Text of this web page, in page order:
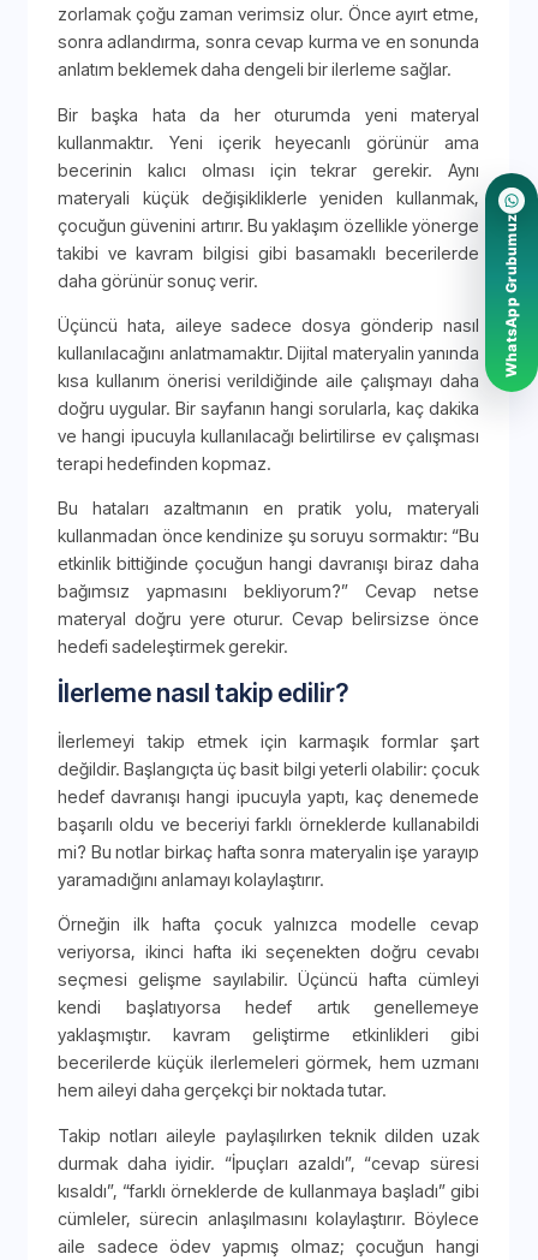
zorlamak çoğu zaman verimsiz olur. Önce ayırt etme,
sonra adlandırma, sonra cevap kurma ve en sonunda
anlatım beklemek daha dengeli bir ilerleme sağlar.
Bir başka hata da her oturumda yeni materyal
kullanmaktır. Yeni içerik heyecanlı görünür ama
becerinin kalıcı olması için tekrar gerekir. Aynı
materyali küçük değişikliklerle yeniden kullanmak,
çocuğun güvenini artırır. Bu yaklaşım özellikle yönerge
takibi ve kavram bilgisi gibi basamaklı becerilerde
daha görünür sonuç verir.
Üçüncü hata, aileye sadece dosya gönderip nasıl
kullanılacağını anlatmamaktır. Dijital materyalin yanında
kısa kullanım önerisi verildiğinde aile çalışmayı daha
doğru uygular. Bir sayfanın hangi sorularla, kaç dakika
ve hangi ipucuyla kullanılacağı belirtilirse ev çalışması
terapi hedefinden kopmaz.
Bu hataları azaltmanın en pratik yolu, materyali
kullanmadan önce kendinize şu soruyu sormaktır: “Bu
etkinlik bittiğinde çocuğun hangi davranışı biraz daha
bağımsız yapmasını bekliyorum?” Cevap netse
materyal doğru yere oturur. Cevap belirsizse önce
hedefi sadeleştirmek gerekir.
İlerleme nasıl takip edilir?
İlerlemeyi takip etmek için karmaşık formlar şart
değildir. Başlangıçta üç basit bilgi yeterli olabilir: çocuk
hedef davranışı hangi ipucuyla yaptı, kaç denemede
başarılı oldu ve beceriyi farklı örneklerde kullanabildi
mi? Bu notlar birkaç hafta sonra materyalin işe yarayıp
yaramadığını anlamayı kolaylaştırır.
Örneğin ilk hafta çocuk yalnızca modelle cevap
veriyorsa, ikinci hafta iki seçenekten doğru cevabı
seçmesi gelişme sayılabilir. Üçüncü hafta cümleyi
kendi başlatıyorsa hedef artık genellemeye
yaklaşmıştır. kavram geliştirme etkinlikleri gibi
becerilerde küçük ilerlemeleri görmek, hem uzmanı
hem aileyi daha gerçekçi bir noktada tutar.
Takip notları aileyle paylaşılırken teknik dilden uzak
durmak daha iyidir. “İpuçları azaldı”, “cevap süresi
kısaldı”, “farklı örneklerde de kullanmaya başladı” gibi
cümleler, sürecin anlaşılmasını kolaylaştırır. Böylece
aile sadece ödev yapmış olmaz; çocuğun hangi
WhatsApp Grubumuz